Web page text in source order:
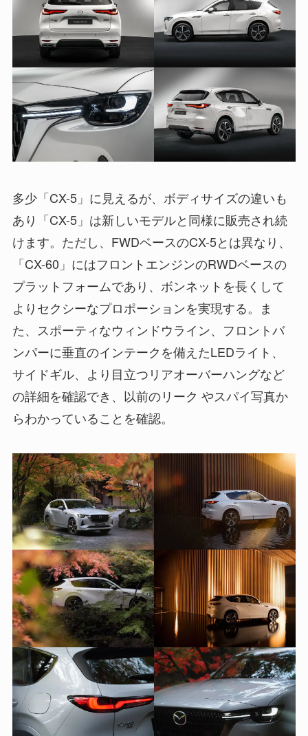
多少「CX-5」に見えるが、ボディサイズの違いも
あり「CX-5」は新しいモデルと同様に販売され続
けます。ただし、FWDベースのCX-5とは異なり、
「CX-60」にはフロントエンジンのRWDベースの
プラットフォームであり、ボンネットを長くして
よりセクシーなプロポーションを実現する。ま
た、スポーティなウィンドウライン、フロントバ
ンパーに垂直のインテークを備えたLEDライト、
サイドギル、より目立つリアオーバーハングなど
の詳細を確認でき、以前のリーク やスパイ写真か
らわかっていることを確認。